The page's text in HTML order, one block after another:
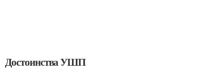
Достоинства УШП